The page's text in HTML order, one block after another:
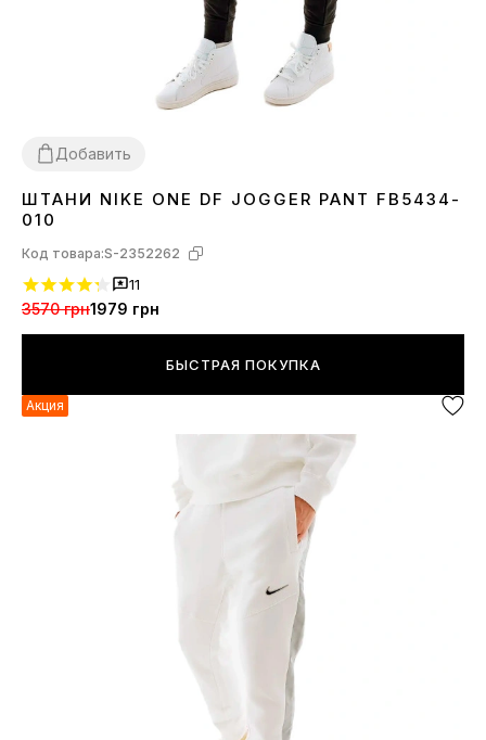
Добавить
XSSM L
ШТАНИ NIKE ONE DF JOGGER PANT FB5434-
010
Код товара:S-2352262
11
3570 грн1979 грн
БЫСТРАЯ ПОКУПКА
Акция